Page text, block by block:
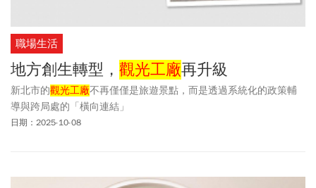
職場生活
地方創生轉型， 觀光工廠再升級
新北市的觀光工廠不再僅僅是旅遊景點，而是透過系統化的政策輔
導與跨局處的「橫向連結」
日期：2025-10-08